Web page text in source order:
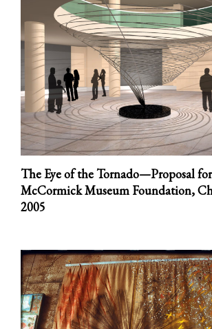
The Eye of the Tornado—Proposal
McCormick Museum Foundation,
2005